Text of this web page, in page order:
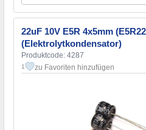
22uF 10V E5R 4x5mm
(Elektrolytkondensator)
Produktcode: 4287
1 zu Favoriten hinzufügen